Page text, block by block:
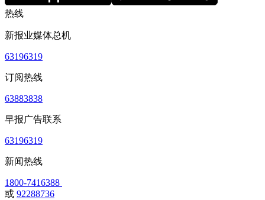
热线
新报业媒体总机
63196319
订阅热线
63883838
早报广告联系
63196319
新闻热线
1800-7416388
或 92288736